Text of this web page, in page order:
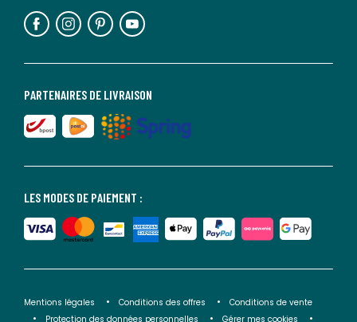
LES MODES DE PAIEMENT :
PARTENAIRES DE LIVRAISON
Mentions légales Conditions des offres
Conditions de vente
Protection des données personnelles
Gérer mes cookies